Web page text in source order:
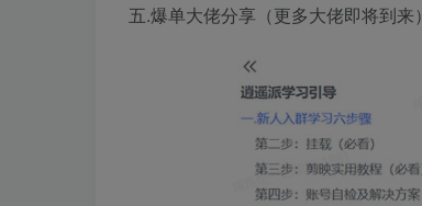
五.爆单大佬分享（更多大佬即将到来）